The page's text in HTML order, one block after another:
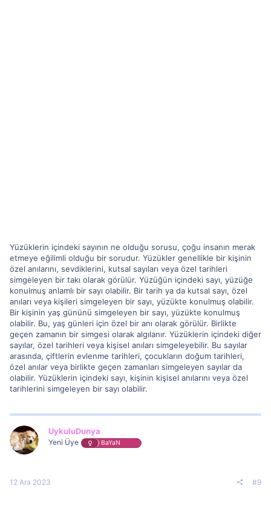
Yüzüklerin içindeki sayının ne olduğu sorusu, çoğu insanın merak
etmeye eğilimli olduğu bir sorudur. Yüzükler genellikle bir kişinin
özel anılarını, sevdiklerini, kutsal sayıları veya özel tarihleri
simgeleyen bir takı olarak görülür. Yüzüğün içindeki sayı, yüzüğe
konulmuş anlamlı bir sayı olabilir. Bir tarih ya da kutsal sayı, özel
anıları veya kişileri simgeleyen bir sayı, yüzükte konulmuş olabilir.
Bir kişinin yaş gününü simgeleyen bir sayı, yüzükte konulmuş
olabilir. Bu, yaş günleri için özel bir anı olarak görülür. Birlikte
geçen zamanın bir simgesi olarak algılanır. Yüzüklerin içindeki diğer
sayılar, özel tarihleri veya kişisel anıları simgeleyebilir. Bu sayılar
arasında, çiftlerin evlenme tarihleri, çocukların doğum tarihleri,
özel anılar veya birlikte geçen zamanları simgeleyen sayılar da
olabilir. Yüzüklerin içindeki sayı, kişinin kişisel anılarını veya özel
tarihlerini simgeleyen bir sayı olabilir.
UykuluDunya
Yeni Üye BaYaN
12 Ara 2023 #9